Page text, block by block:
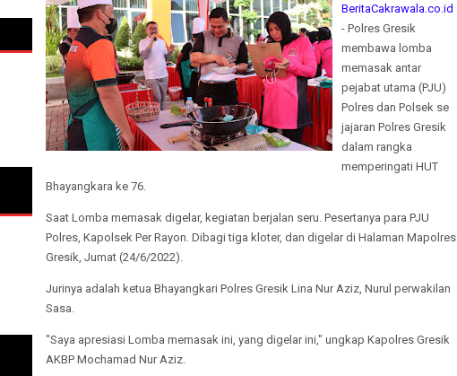
BeritaCakrawala.co.id
- Polres Gresik
membawa lomba
memasak antar
pejabat utama (PJU)
Polres dan Polsek se
jajaran Polres Gresik
dalam rangka
memperingati HUT
Bhayangkara ke 76.
Saat Lomba memasak digelar, kegiatan berjalan seru. Pesertanya para PJU
Polres, Kapolsek Per Rayon. Dibagi tiga kloter, dan digelar di Halaman Mapolres
Gresik, Jumat (24/6/2022).
Jurinya adalah ketua Bhayangkari Polres Gresik Lina Nur Aziz, Nurul perwakilan
Sasa.
"Saya apresiasi Lomba memasak ini, yang digelar ini," ungkap Kapolres Gresik
AKBP Mochamad Nur Aziz.